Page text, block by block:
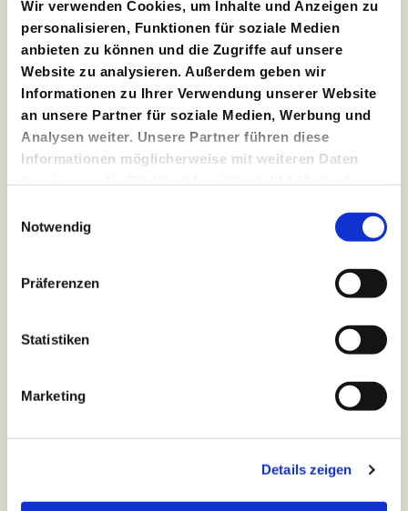
Wir verwenden Cookies, um Inhalte und Anzeigen zu
personalisieren, Funktionen für soziale Medien
anbieten zu können und die Zugriffe auf unsere
Website zu analysieren. Außerdem geben wir
Informationen zu Ihrer Verwendung unserer Website
an unsere Partner für soziale Medien, Werbung und
Analysen weiter. Unsere Partner führen diese
Informationen möglicherweise mit weiteren Daten
gesammelt haben.
Notwendig
Präferenzen
Statistiken
Marketing
Details zeigen
Weil der Frieden Zucker ist! oder: Was für
ein kleines Moped mit verchromter
Lenkstange steht dort im Hof
von Georges Perec
Regie: Anita Vulesica
Uraufführung/ 07/11/2026 / SchauSpielHaus
Ubasute
Regie: Satoko Ichihara
Uraufführung
Glaube Liebe Hoffnung
Regie: Mateja Koležnik
Medea in Athen
FREMDE SONNE / Eine Serie in sechs Folgen von Roland